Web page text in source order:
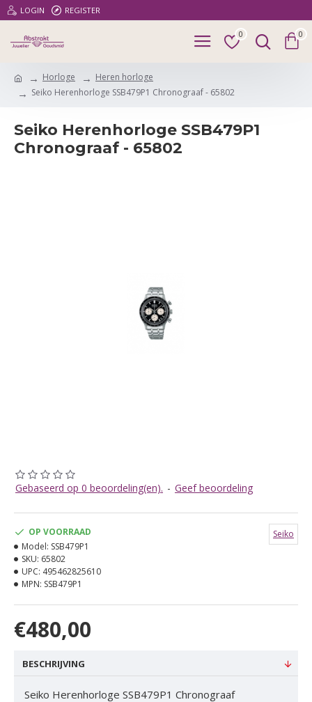
LOGIN REGISTER
0 0
Horloge
Heren horloge
Seiko Herenhorloge SSB479P1 Chronograaf - 65802
Seiko Herenhorloge SSB479P1
Chronograaf - 65802
Gebaseerd op 0 beoordeling(en). - Geef beoordeling
€480,00
OP VOORRAAD
Model: SSB479P1
SKU: 65802
UPC: 495462825610
MPN: SSB479P1
Seiko
BESCHRIJVING
Seiko Herenhorloge SSB479P1 Chronograaf